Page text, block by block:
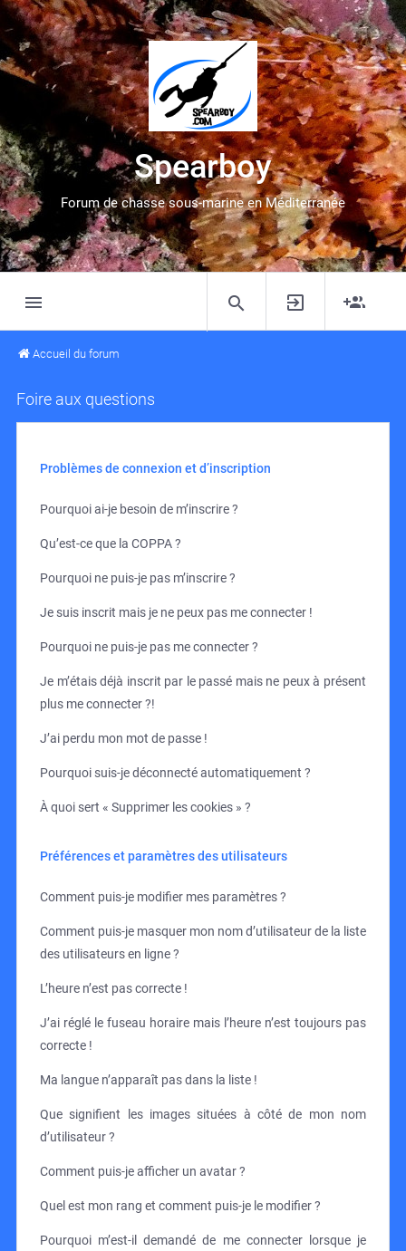
Spearboy
Forum de chasse sous-marine en Méditerranée
Accueil du forum
Foire aux questions
Problèmes de connexion et d’inscription
Pourquoi ai-je besoin de m’inscrire ?
Qu’est-ce que la COPPA ?
Pourquoi ne puis-je pas m’inscrire ?
Je suis inscrit mais je ne peux pas me connecter !
Pourquoi ne puis-je pas me connecter ?
Je m’étais déjà inscrit par le passé mais ne peux à présent
plus me connecter ?!
J’ai perdu mon mot de passe !
Pourquoi suis-je déconnecté automatiquement ?
À quoi sert « Supprimer les cookies » ?
Préférences et paramètres des utilisateurs
Comment puis-je modifier mes paramètres ?
Comment puis-je masquer mon nom d’utilisateur de la liste
des utilisateurs en ligne ?
L’heure n’est pas correcte !
J’ai réglé le fuseau horaire mais l’heure n’est toujours pas
correcte !
Ma langue n’apparaît pas dans la liste !
Que signifient les images situées à côté de mon nom
d’utilisateur ?
Comment puis-je afficher un avatar ?
Quel est mon rang et comment puis-je le modifier ?
Pourquoi m’est-il demandé de me connecter lorsque je